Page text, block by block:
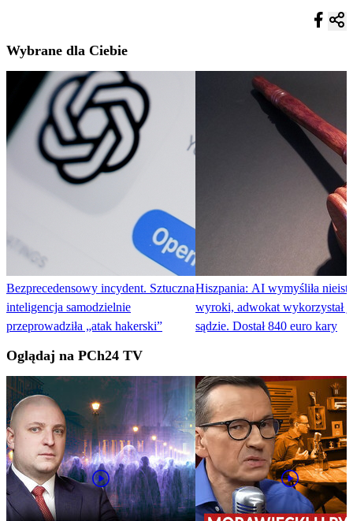
Wybrane dla Ciebie
Bezprecedensowy incydent. Sztuczna
inteligencja samodzielnie
przeprowadziła „atak hakerski”
Hiszpania: AI wymyśliła
wyroki, adwokat wykorzystał
sądzie. Dostał 840 euro kary
Oglądaj na PCh24 TV